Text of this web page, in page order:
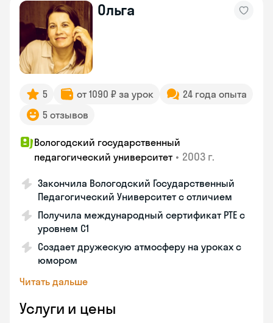
Ольга
5 от 1090 ₽ за урок
24 года опыта
5 отзывов
Вологодский государственный
педагогический университет • 2003 г.
Закончила Вологодский Государственный
Педагогический Университет с отличием
Получила международный сертификат PTE с
уровнем C1
Создает дружескую атмосферу на уроках с
юмором
Читать дальше
Услуги и цены